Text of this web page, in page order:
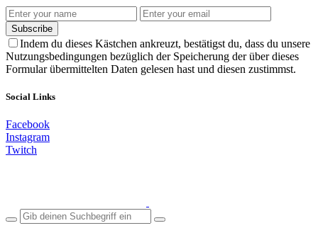
Subscribe
Indem du dieses Kästchen ankreuzt, bestätigst du, dass du unsere
Nutzungsbedingungen bezüglich der Speicherung der über dieses
Formular übermittelten Daten gelesen hast und diesen zustimmst.
Social Links
Facebook
Instagram
Twitch